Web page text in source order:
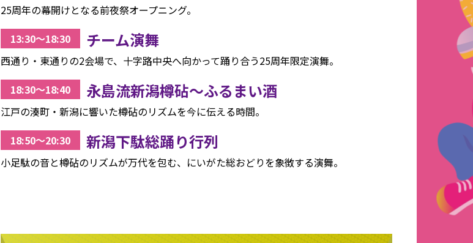
25周年の幕開けとなる前夜祭オープニング。
13:30〜18:30
チーム演舞
西通り・東通りの2会場で、十字路中央へ向かって踊り合う25周年限定演舞。
18:30〜18:40
永島流新潟樽砧〜ふるまい酒
江戸の湊町・新潟に響いた樽砧のリズムを今に伝える時間。
18:50〜20:30
新潟下駄総踊り行列
小足駄の音と樽砧のリズムが万代を包む、にいがた総おどりを象徴する演舞。